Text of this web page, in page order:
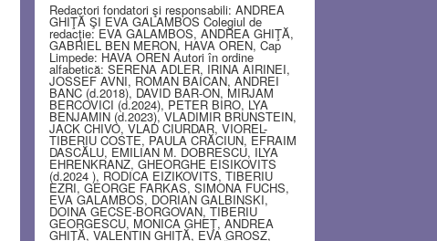
Redactori fondatori şi responsabili: ANDREA
GHIŢĂ ŞI EVA GALAMBOS Colegiul de
redacţie: EVA GALAMBOS, ANDREA GHIŢĂ,
GABRIEL BEN MERON, HAVA OREN, Cap
Limpede: HAVA OREN Autori în ordine
alfabetică: SERENA ADLER, IRINA AIRINEI,
JOSSEF AVNI, ROMAN BAICAN, ANDREI
BANC (d.2018), DAVID BAR-ON, MIRJAM
BERCOVICI (d.2024), PETER BIRO, LYA
BENJAMIN (d.2023), VLADIMIR BRUNSTEIN,
JACK CHIVO, VLAD CIURDAR, VIOREL-
TIBERIU COSTE, PAULA CRĂCIUN, EFRAIM
DASCĂLU, EMILIAN M. DOBRESCU, ILYA
EHRENKRANZ, GHEORGHE EISIKOVITS
(d.2024 ), RODICA EIZIKOVITS, TIBERIU
EZRI, GEORGE FARKAS, SIMONA FUCHS,
EVA GALAMBOS, DORIAN GALBINSKI,
DOINA GECSE-BORGOVAN, TIBERIU
GEORGESCU, MONICA GHEŢ, ANDREA
GHIŢĂ, VALENTIN GHIŢĂ, EVA GROSZ,